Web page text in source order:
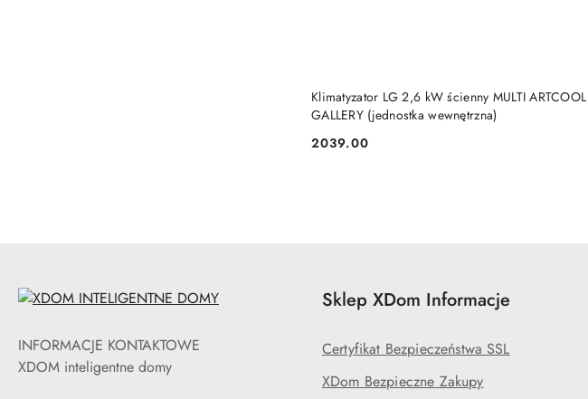
Klimatyzator LG 2,6 kW ścienny MULTI ARTCOOL
GALLERY (jednostka wewnętrzna)
Cena:
2039.00
BRAK TOWARU
INFORMACJE KONTAKTOWE
XDOM inteligentne domy
Sklep XDom Informacje
Certyfikat Bezpieczeństwa SSL
XDom Bezpieczne Zakupy